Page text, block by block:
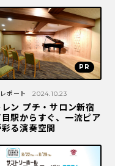
レポート 2024.10.23
ン プチ・サロン新宿
駅からすぐ、一流ピア
る演奏空間